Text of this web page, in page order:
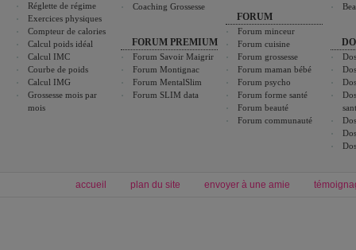
Réglette de régime
Exercices physiques
Compteur de calories
Calcul poids idéal
Calcul IMC
Courbe de poids
Calcul IMG
Grossesse mois par
mois
Coaching Grossesse
FORUM PREMIUM
Forum Savoir Maigrir
Forum Montignac
Forum MentalSlim
Forum SLIM data
FORUM
Forum minceur
Forum cuisine
Forum grossesse
Forum maman bébé
Forum psycho
Forum forme santé
Forum beauté
Forum communauté
accueil plan du site envoyer à une amie